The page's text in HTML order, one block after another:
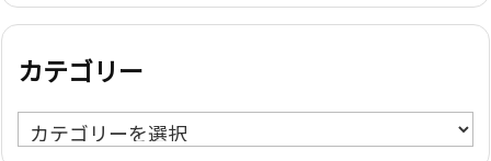
カ
ブ
カテゴリー
カ
テ